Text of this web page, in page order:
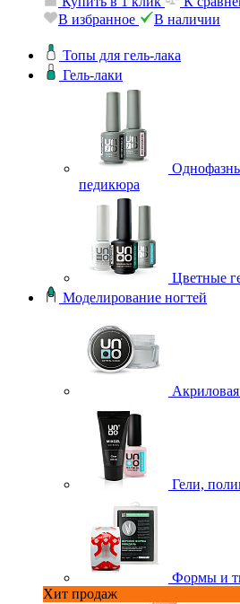
Купить в 1 клик
К
Топы для гель-лака
Гель-лаки
педикюра
Цветные
Моделирование ногтей
Гели,
Формы и
Хит продаж